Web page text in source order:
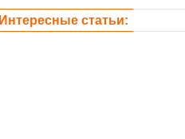
Интересные статьи: